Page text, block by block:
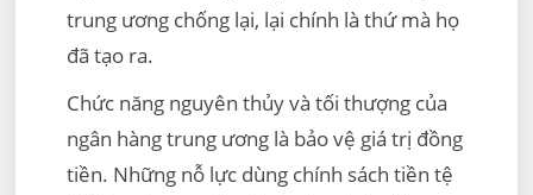
trung ương chống lại, lại chính là thứ mà họ
đã tạo ra.
Chức năng nguyên thủy và tối thượng của
ngân hàng trung ương là bảo vệ giá trị đồng
tiền. Những nỗ lực dùng chính sách tiền tệ